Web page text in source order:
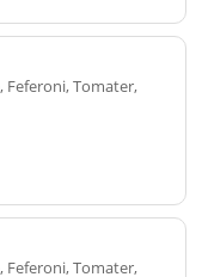
Feferoni, Tomater,
Feferoni, Tomater,